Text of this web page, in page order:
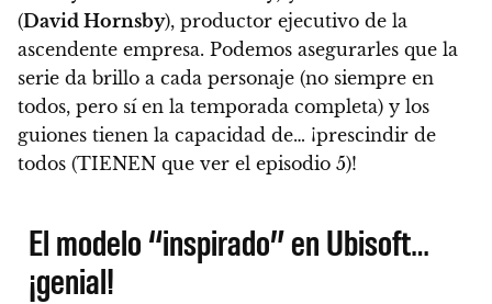
(David Hornsby), productor ejecutivo de la
ascendente empresa. Podemos asegurarles que la
serie da brillo a cada personaje (no siempre en
todos, pero sí en la temporada completa) y los
guiones tienen la capacidad de… ¡prescindir de
todos (TIENEN que ver el episodio 5)!
El modelo “inspirado” en Ubisoft…
¡genial!